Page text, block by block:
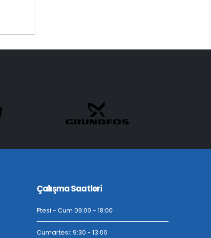
Çalışma Saatleri
Ptesi - Cum 09:00 - 18:00
Cumartesi: 9:30 - 13:00